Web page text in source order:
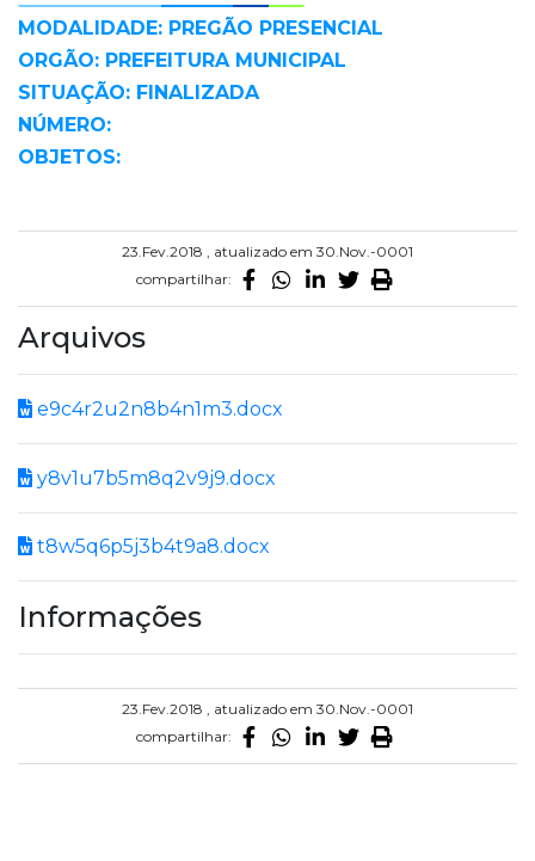
MODALIDADE: PREGÃO PRESENCIAL
ORGÃO: PREFEITURA MUNICIPAL
SITUAÇÃO: FINALIZADA
NÚMERO:
OBJETOS:
23.Fev.2018 , atualizado em 30.Nov.-0001
compartilhar:
Arquivos
e9c4r2u2n8b4n1m3.docx
y8v1u7b5m8q2v9j9.docx
t8w5q6p5j3b4t9a8.docx
Informações
23.Fev.2018 , atualizado em 30.Nov.-0001
compartilhar: